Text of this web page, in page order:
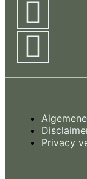
Privacy